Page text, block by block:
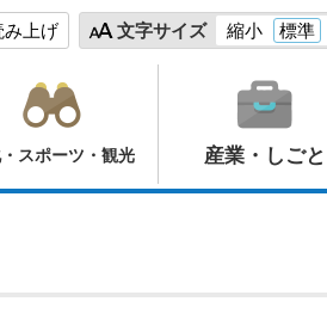
み上げ 文字サイズ 縮小 標準
スポーツ・観光 産業・しごと